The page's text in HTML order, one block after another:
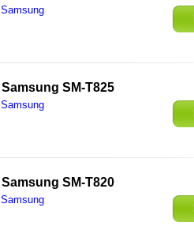
Samsung
Samsung SM-T825
Samsung
Samsung SM-T820
Samsung